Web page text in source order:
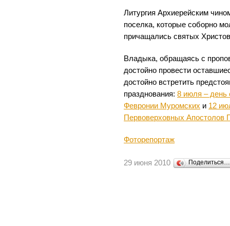
Литургия Архиерейским
поселка, которые соборно
причащались святых
Владыка, обращаясь с
достойно провести
достойно встретить
празднования:8 июля – день
Февронии Муромских и 12
Первоверховных Апостолов
Фоторепортаж
29 июня 2010 Поделиться…